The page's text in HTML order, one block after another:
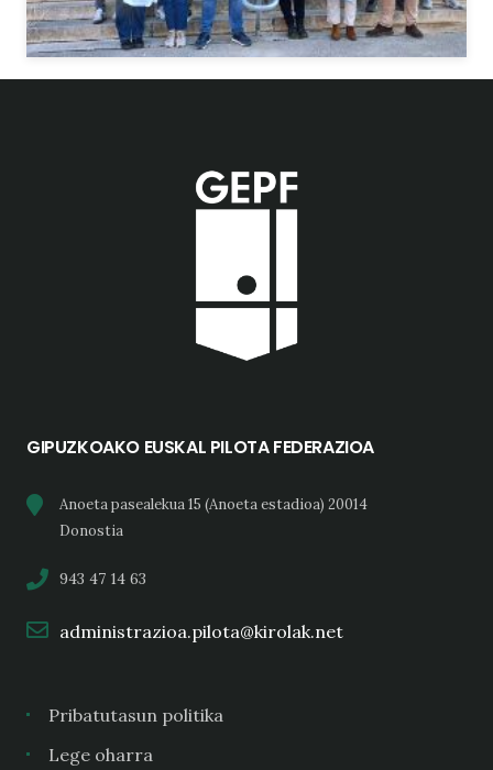
GIPUZKOAKO EUSKAL PILOTA FEDERAZIOA
Anoeta pasealekua 15 (Anoeta estadioa) 20014
Donostia
943 47 14 63
administrazioa.pilota@kirolak.net
Pribatutasun politika
Lege oharra